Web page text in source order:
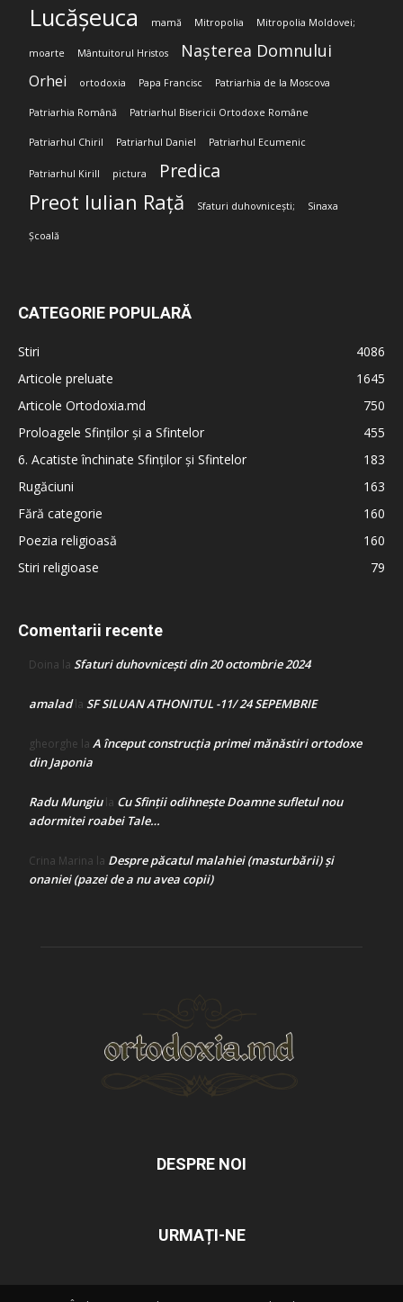
Lucășeuca mamă Mitropolia Mitropolia Moldovei;
moarte Mântuitorul Hristos Nașterea Domnului
Orhei ortodoxia Papa Francisc Patriarhia de la Moscova
Patriarhia Română Patriarhul Bisericii Ortodoxe Române
Patriarhul Chiril Patriarhul Daniel Patriarhul Ecumenic
Patriarhul Kirill pictura Predica
Preot Iulian Rață Sfaturi duhovnicești; Sinaxa
Școală
CATEGORIE POPULARĂ
Stiri
4086
Articole preluate
1645
Articole Ortodoxia.md
750
Proloagele Sfinților și a Sfintelor
455
6. Acatiste închinate Sfinților și Sfintelor
183
Rugăciuni
163
Fără categorie
160
Poezia religioasă
160
Stiri religioase
79
Comentarii recente
Doina la Sfaturi duhovnicești din 20 octombrie 2024
amaladla SF SILUAN ATHONITUL -11/ 24 SEPEMBRIE
gheorghe la A început construcţia primei mănăstiri ortodoxe
din Japonia
Radu Mungiula Cu Sfinții odihnește Doamne sufletul nou
adormitei roabei Tale…
Crina Marina la Despre păcatul malahiei (masturbării) şi
onaniei (pazei de a nu avea copii)
DESPRE NOI
URMAȚI-NE